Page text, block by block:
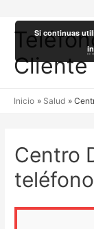
Cliente
Inicio Salud
Centro
teléfono
Si continuas